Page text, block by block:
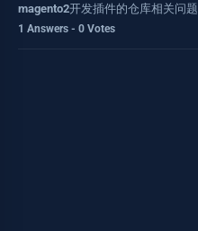
magento2开发插件的仓库相关问题
1 Answers - 0 Votes